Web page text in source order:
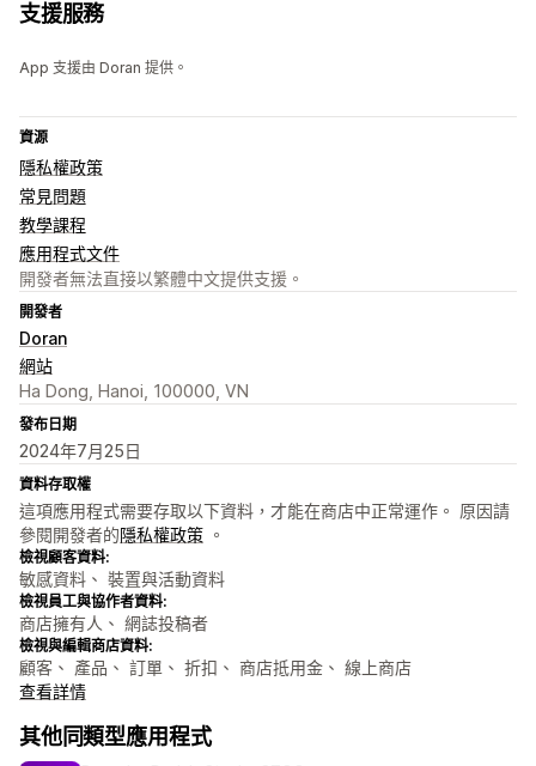
支援服務
App 支援由 Doran 提供。
資源
隱私權政策
常見問題
教學課程
應用程式文件
開發者無法直接以繁體中文提供支援。
開發者
Doran
網站
Ha Dong, Hanoi, 100000, VN
發布日期
2024年7月25日
資料存取權
這項應用程式需要存取以下資料，才能在商店中正常運作。 原因請
參閱開發者的隱私權政策 。
檢視顧客資料:
敏感資料、 裝置與活動資料
檢視員工與協作者資料:
商店擁有人、 網誌投稿者
檢視與編輯商店資料:
顧客、 產品、 訂單、 折扣、 商店抵用金、 線上商店
查看詳情
其他同類型應用程式